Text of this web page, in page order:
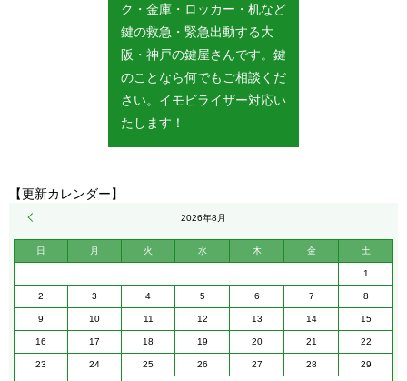
ク・金庫・ロッカー・机など
鍵の救急・緊急出動する大
阪・神戸の鍵屋さんです。鍵
のことなら何でもご相談くだ
さい。イモビライザー対応い
たします！
【更新カレンダー】
2026年8月
日 月 火 水 木 金 土
1
2 3 4 5 6 7 8
9 10 11 12 13 14 15
16 17 18 19 20 21 22
23 24 25 26 27 28 29